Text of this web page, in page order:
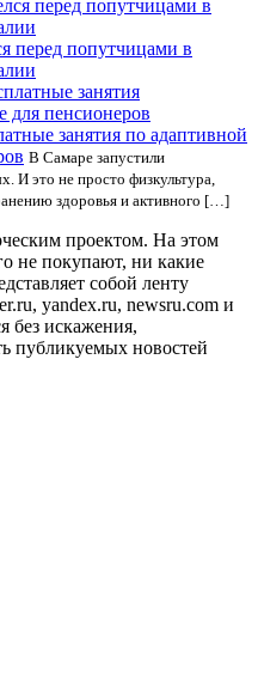
перед попутчицами в
занятия по адаптивной
В Самаре запустили
И это не просто физкультура,
здоровья и активного […]
проектом. На этом
не покупают, ни какие
собой ленту
yandex.ru, newsru.com и
без искажения,
публикуемых новостей